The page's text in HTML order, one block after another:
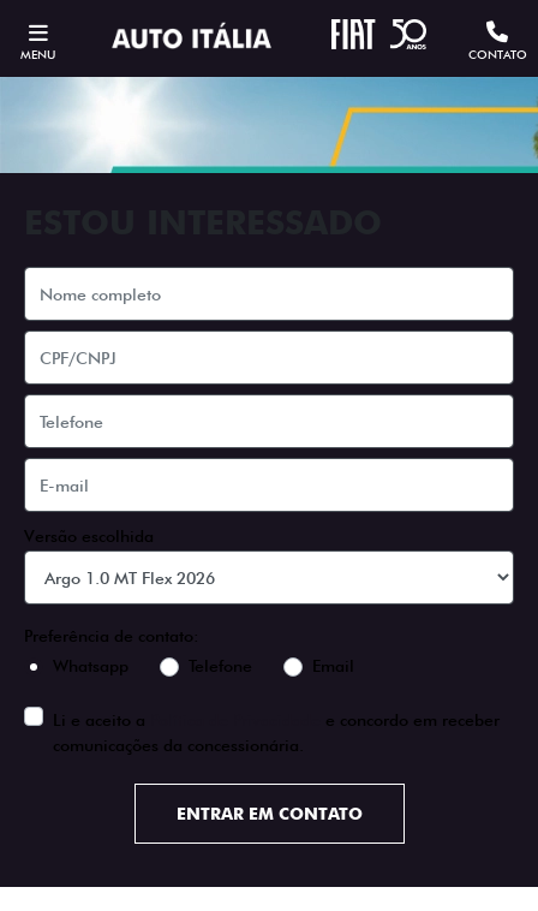
MENU CONTATO
Versão escolhida
Preferência de contato:
Whatsapp
Telefone Email
Li e aceito a
e concordo em receber
comunicações da concessionária.
ENTRAR EM CONTATO